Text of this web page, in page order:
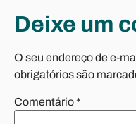
Deixe um
O seu endereço de e-
obrigatórios são
Comentário*